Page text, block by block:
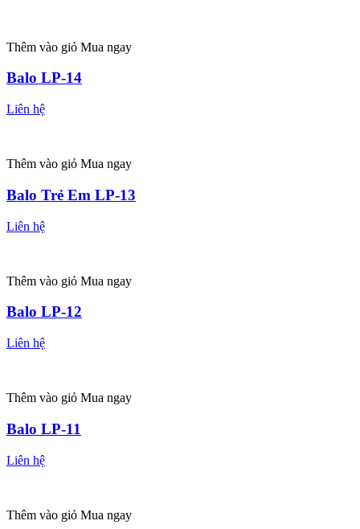
Thêm vào giỏ Mua ngay
Balo LP-14
Liên hệ
Thêm vào giỏ Mua ngay
Balo Trẻ Em LP-13
Liên hệ
Thêm vào giỏ Mua ngay
Balo LP-12
Liên hệ
Thêm vào giỏ Mua ngay
Balo LP-11
Liên hệ
Thêm vào giỏ Mua ngay